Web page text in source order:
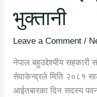
भुक्तानी
Leave a Comment /
नेपाल बहुउद्देश्यीय सहकारी
सेवाकेन्द्रले मिति २०८१
आईतबारका दिन सदस्य पवन